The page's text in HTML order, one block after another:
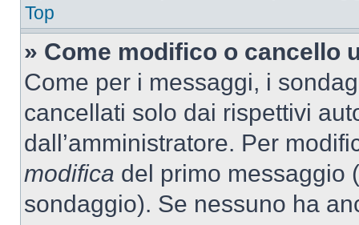
Top
» Come modifico o cancello
Come per i messaggi, i
cancellati solo dai rispettivi
dall’amministratore. Per
modifica del primo messaggio
sondaggio). Se nessuno ha